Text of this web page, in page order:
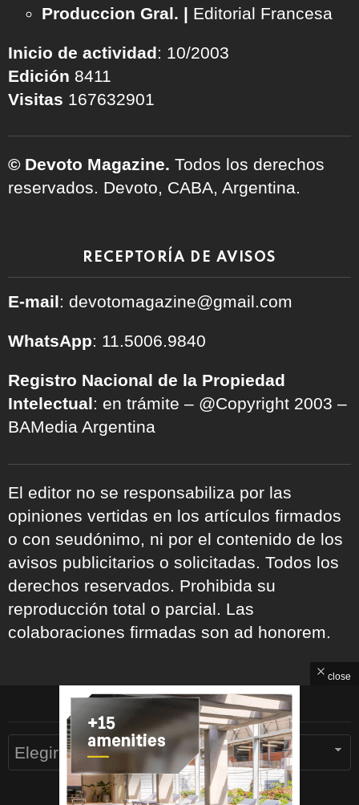
Produccion Gral. | Editorial Francesa
Inicio de actividad: 10/2003
Edición 8411
Visitas 167632901
© Devoto Magazine. Todos los derechos
reservados. Devoto, CABA, Argentina.
RECEPTORÍA DE AVISOS
E-mail: devotomagazine@gmail.com
WhatsApp: 11.5006.9840
Registro Nacional de la Propiedad
Intelectual: en trámite – @Copyright 2003 –
BAMedia Argentina
El editor no se responsabiliza por las
opiniones vertidas en los artículos firmados
o con seudónimo, ni por el contenido de los
avisos publicitarios o solicitadas. Todos los
derechos reservados. Prohibida su
reproducción total o parcial. Las
colaboraciones firmadas son ad honorem.
ARCHIVOS
Archivos
close